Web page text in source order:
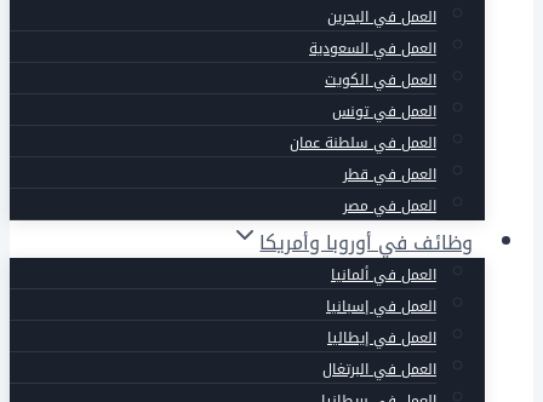
العمل في البحرين
العمل في السعودية
العمل في الكويت
العمل في تونس
العمل في سلطنة عمان
العمل في قطر
العمل في مصر
وظائف في أوروبا وأمريكا
العمل في ألمانيا
العمل في إسبانيا
العمل في إيطاليا
العمل في البرتغال